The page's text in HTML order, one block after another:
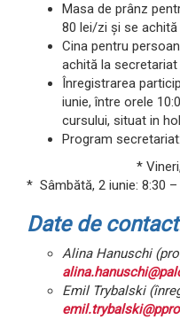
Masa de prânz
80 lei/zi și se
Cina pentru
achită la secretariat
Înregistrarea
iunie, între orele
cursului, situat in
Program secretariat:
* Vineri, 1
* Sâmbătă, 2 iunie: 8:30 –
Date de
Alina Hanuschi
Emil Trybalski